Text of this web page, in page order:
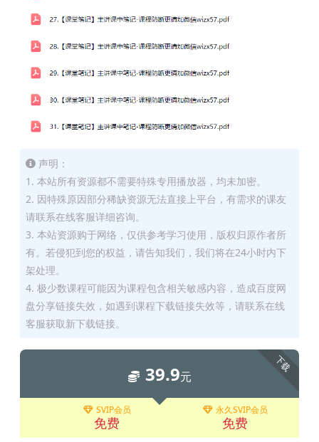
声明：
1. 本站所有资源都不需要特殊专用播放器，均未加密。
2. 因特殊原因部分稀缺资源无法直接上平台，有需求的课友
请联系在线客服详细咨询。
3. 本站资源购于网络，仅供参考学习使用，版权归原作者所
有。若侵犯到您的权益，请告知我们，我们将在24小时内下
架处理。
4. 极少数课程可能因为课程包含相关敏感内容，造成百度网
盘分享链接失效，如遇到课程下载链接失效等，请联系在线
客服获取新下载链接。
下载
39.9元
SVIP会员
免费
永久SVIP会员
免费